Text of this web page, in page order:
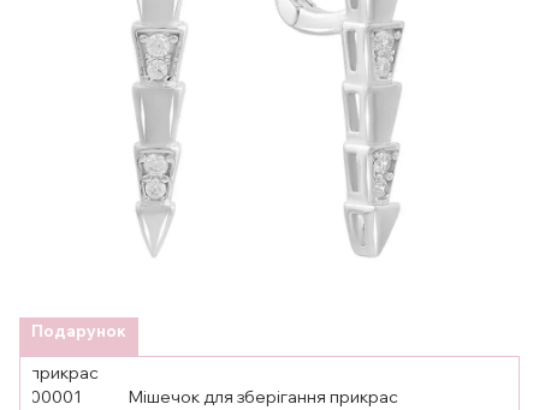
Подарунок
Мішечок для зберігання прикрас